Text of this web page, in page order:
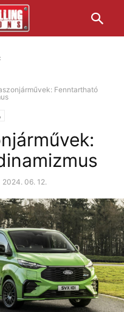
Fenntartható
2024. 06. 12.